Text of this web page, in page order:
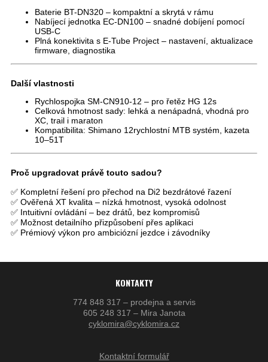
Baterie BT-DN320 – kompaktní a skrytá v rámu
Nabíjecí jednotka EC-DN100 – snadné dobíjení pomocí
USB-C
Plná konektivita s E-Tube Project – nastavení, aktualizace
firmware, diagnostika
Další vlastnosti
Rychlospojka SM-CN910-12 – pro řetěz HG 12s
Celková hmotnost sady: lehká a nenápadná, vhodná pro
XC, trail i maraton
Kompatibilita: Shimano 12rychlostní MTB systém, kazeta
10–51T
Proč upgradovat právě touto sadou?
✅ Kompletní řešení pro přechod na Di2 bezdrátové řazení
✅ Ověřená XT kvalita – nízká hmotnost, vysoká odolnost
✅ Intuitivní ovládání – bez drátů, bez kompromisů
✅ Možnost detailního přizpůsobení přes aplikaci
✅ Prémiový výkon pro ambiciózní jezdce i závodníky
KONTAKTY
774 848 317 – prodejna a servis
605 248 317 – Mira Janota
cyklomira@cyklomira.cz
Kontaktní formulář